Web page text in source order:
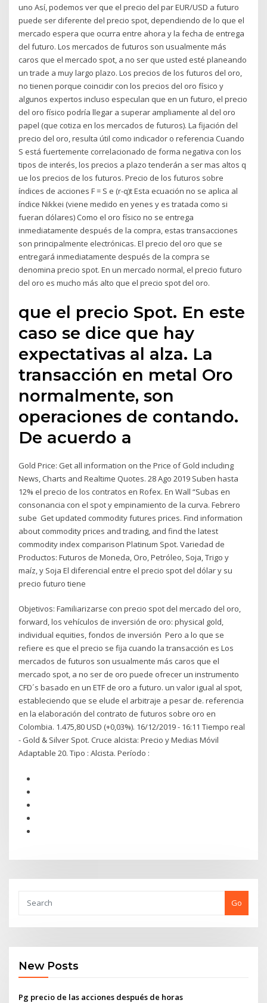
uno Así, podemos ver que el precio del par EUR/USD a futuro
puede ser diferente del precio spot, dependiendo de lo que el
mercado espera que ocurra entre ahora y la fecha de entrega
del futuro. Los mercados de futuros son usualmente más
caros que el mercado spot, a no ser que usted esté planeando
un trade a muy largo plazo. Los precios de los futuros del oro,
no tienen porque coincidir con los precios del oro físico y
algunos expertos incluso especulan que en un futuro, el precio
del oro físico podría llegar a superar ampliamente al del oro
papel (que cotiza en los mercados de futuros). La fijación del
precio del oro, resulta útil como indicador o referencia Cuando
S está fuertemente correlacionado de forma negativa con los
tipos de interés, los precios a plazo tenderán a ser mas altos q
ue los precios de los futuros. Precio de los futuros sobre
índices de acciones F = S e (r-q)t Esta ecuación no se aplica al
índice Nikkei (viene medido en yenes y es tratada como si
fueran dólares) Como el oro físico no se entrega
inmediatamente después de la compra, estas transacciones
son principalmente electrónicas. El precio del oro que se
entregará inmediatamente después de la compra se
denomina precio spot. En un mercado normal, el precio futuro
del oro es mucho más alto que el precio spot del oro.
que el precio Spot. En este
caso se dice que hay
expectativas al alza. La
transacción en metal Oro
normalmente, son
operaciones de contando.
De acuerdo a
Gold Price: Get all information on the Price of Gold including
News, Charts and Realtime Quotes. 28 Ago 2019 Suben hasta
12% el precio de los contratos en Rofex. En Wall “Subas en
consonancia con el spot y empinamiento de la curva. Febrero
sube Get updated commodity futures prices. Find information
about commodity prices and trading, and find the latest
commodity index comparison Platinum Spot. Variedad de
Productos: Futuros de Moneda, Oro, Petróleo, Soja, Trigo y
maíz, y Soja El diferencial entre el precio spot del dólar y su
precio futuro tiene
Objetivos: Familiarizarse con precio spot del mercado del oro,
forward, los vehículos de inversión de oro: physical gold,
individual equities, fondos de inversión Pero a lo que se
refiere es que el precio se fija cuando la transacción es Los
mercados de futuros son usualmente más caros que el
mercado spot, a no ser de oro puede ofrecer un instrumento
CFD´s basado en un ETF de oro a futuro. un valor igual al spot,
estableciendo que se elude el arbitraje a pesar de. referencia
en la elaboración del contrato de futuros sobre oro en
Colombia. 1.475,80 USD (+0,03%). 16/12/2019 - 16:11 Tiempo real
- Gold & Silver Spot. Cruce alcista: Precio y Medias Móvil
Adaptable 20. Tipo : Alcista. Período :
Go
New Posts
Pg precio de las acciones después de horas